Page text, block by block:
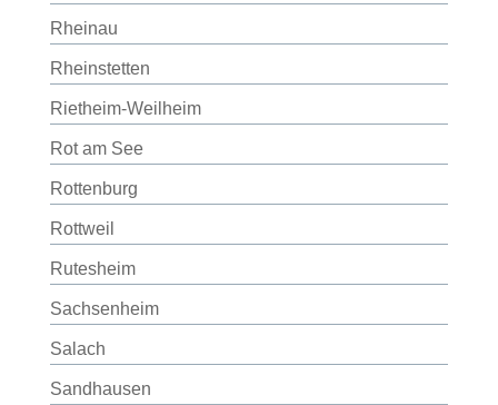
Rheinau
Rheinstetten
Rietheim-Weilheim
Rot am See
Rottenburg
Rottweil
Rutesheim
Sachsenheim
Salach
Sandhausen